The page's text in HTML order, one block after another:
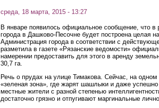
среда, 18 марта, 2015 - 13:27
В январе появилось официальное сообщение, что в
города в Дашково-Песочне будет построена целая
Администрация города в соответствии с
разметила в газете «Рязанские ведомости»
намерении предоставить для этого в аренду
30,7 га.
Речь о прудах на улице Тимакова. Сейчас, на одном
«зеленая зона», где жарят шашлыки и даже
местные жители с разной степенью
достаточно грязно и отпугивают маргинальные